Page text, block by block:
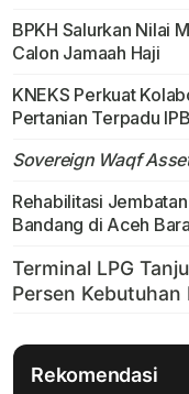
BPKH Salurkan Nilai
Calon Jamaah Haji
KNEKS Perkuat
Pertanian Terpadu
Sovereign Waqf
Rehabilitasi
Bandang di Aceh
Rekomendasi